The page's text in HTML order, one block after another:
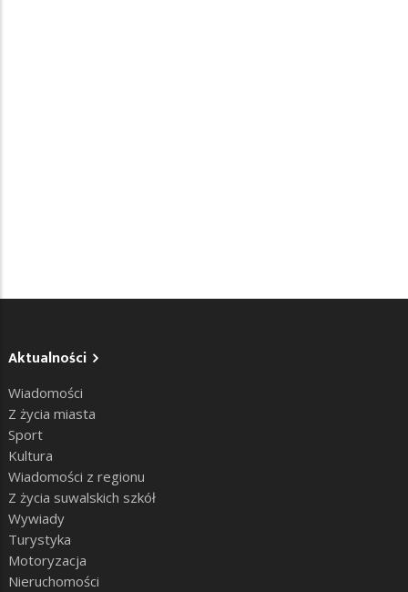
Aktualności
Wiadomości
Z życia miasta
Sport
Kultura
Wiadomości z regionu
Z życia suwalskich szkół
Wywiady
Turystyka
Motoryzacja
Nieruchomości